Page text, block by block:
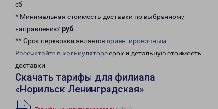
сб
* Минимальная стоимость доставки по выбранному
направлению: руб.
** Срок перевозки является ориентировочным
Рассчитайте в калькуляторесрок и детальную стоимость
доставки.
Скачать тарифы для филиала
«Норильск Ленинградская»